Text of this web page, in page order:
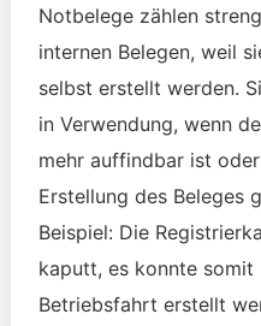
Notbelege zählen
internen Belegen, weil
selbst erstellt werden.
in Verwendung, wenn
mehr auffindbar ist
Erstellung des Beleges
Beispiel: Die
kaputt, es konnte somit
Betriebsfahrt erstellt